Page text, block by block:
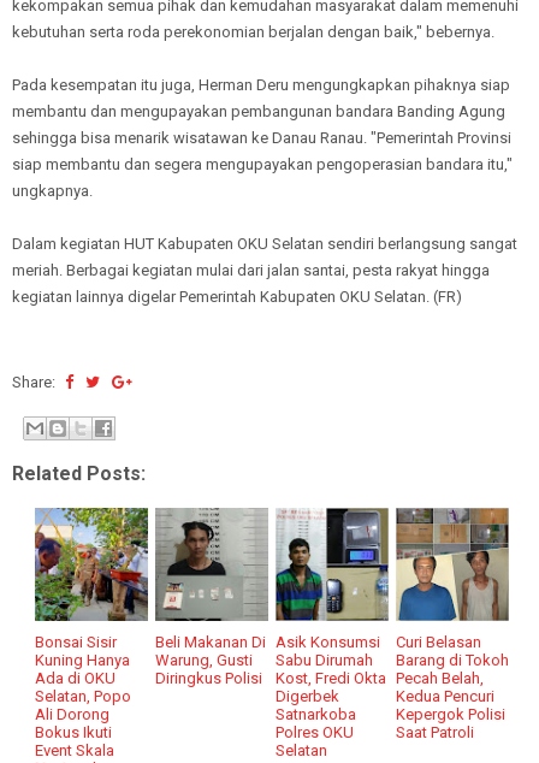
kekompakan semua pihak dan kemudahan masyarakat dalam memenuhi
kebutuhan serta roda perekonomian berjalan dengan baik," bebernya.
Pada kesempatan itu juga, Herman Deru mengungkapkan pihaknya siap
membantu dan mengupayakan pembangunan bandara Banding Agung
sehingga bisa menarik wisatawan ke Danau Ranau. "Pemerintah Provinsi
siap membantu dan segera mengupayakan pengoperasian bandara itu,"
ungkapnya.
Dalam kegiatan HUT Kabupaten OKU Selatan sendiri berlangsung sangat
meriah. Berbagai kegiatan mulai dari jalan santai, pesta rakyat hingga
kegiatan lainnya digelar Pemerintah Kabupaten OKU Selatan. (FR)
Share:
Related Posts:
Bonsai Sisir
Kuning Hanya
Ada di OKU
Selatan, Popo
Ali Dorong
Bokus Ikuti
Event Skala
Beli Makanan Di
Warung, Gusti
Diringkus Polisi
Asik Konsumsi
Sabu Dirumah
Kost, Fredi Okta
Digerbek
Satnarkoba
Polres OKU
Selatan
Curi Belasan
Barang di Tokoh
Pecah Belah,
Kedua Pencuri
Kepergok Polisi
Saat Patroli